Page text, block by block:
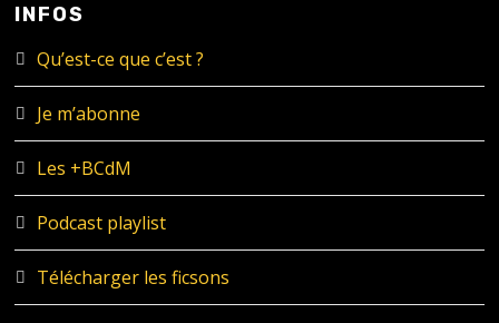
INFOS
Qu’est-ce que c’est ?
Je m’abonne
Les +BCdM
Podcast playlist
Télécharger les ficsons